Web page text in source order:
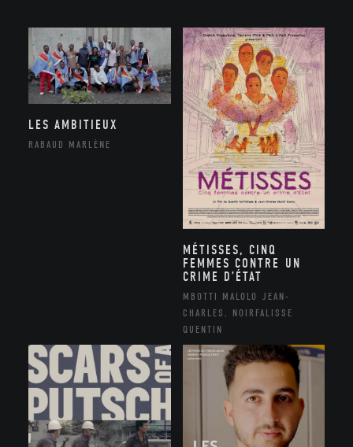
LES AMBITIEUX
RABAUD MARLÈNE
MÉTISSES, CINQ
FEMMES CONTRE UN
CRIME D’ÉTAT
MBOTTI MALOLO JEAN-
CHARLES, NOIRFALISSE
QUENTIN